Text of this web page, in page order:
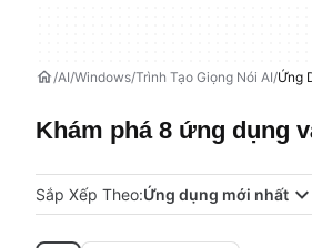
AI Windows Trình Tạo Giọng Nói AI Ứng
Khám phá 8 ứng dụng
Sắp Xếp Theo:Ứng dụng mới nhất